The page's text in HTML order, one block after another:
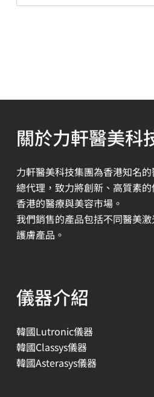
關於力軒醫美科
力軒醫美科技集團為香港知名
總代理，致力將創新、高質素
香港的醫療與美容市場。
我們銷售的產品包括不同醫美
護膚產品。
儀器介紹
韓國Lutronic儀器
韓國Classys儀器
韓國Asterasys儀器